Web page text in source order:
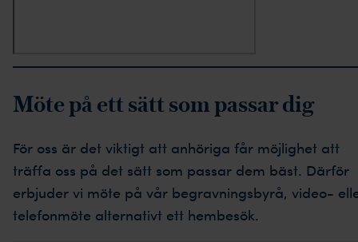
Möte på ett sätt som passar dig
För oss är det viktigt att anhöriga får möjlighet att
träffa oss på det sätt som passar dem bäst. Därför
erbjuder vi möte på vår begravningsbyrå, video-
telefonmöte alternativt ett hembesök.